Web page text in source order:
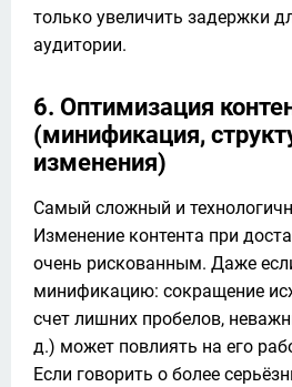
только увеличить задержки
аудитории.
6. Оптимизация
(минификация,
изменения)
Самый сложный и
Изменение контента при
очень рискованным. Даже
минификацию: сокращение
счет лишних пробелов,
д.) может повлиять на его
Если говорить о более